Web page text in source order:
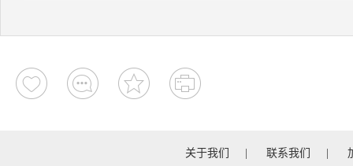
关于我们 | 联系我们 |